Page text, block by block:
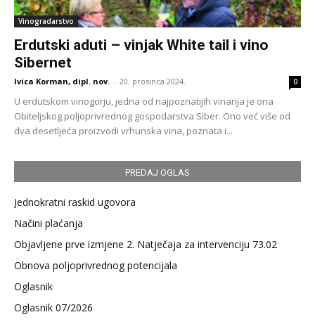
Vinogradarstvo
Erdutski aduti – vinjak White tail i vino
Sibernet
Ivica Korman, dipl. nov. - 20. prosinca 2024. 0
U erdutskom vinogorju, jedna od najpoznatijih vinarija je ona
Obiteljskog poljoprivrednog gospodarstva Siber. Ono već više od
dva desetljeća proizvodi vrhunska vina, poznata i...
PREDAJ OGLAS
Jednokratni raskid ugovora
Načini plaćanja
Objavljene prve izmjene 2. Natječaja za intervenciju 73.02
Obnova poljoprivrednog potencijala
Oglasnik
Oglasnik 07/2026